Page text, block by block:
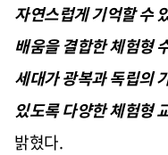
자연스럽게 기억할 수
배움을 결합한 체험형
세대가 광복과 독립의
있도록 다양한 체험형
밝혔다.